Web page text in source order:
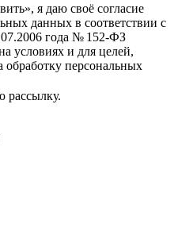
я даю своё согласие
данных в соответствии с
года № 152-ФЗ
условиях и для целей,
персональных
рассылку.